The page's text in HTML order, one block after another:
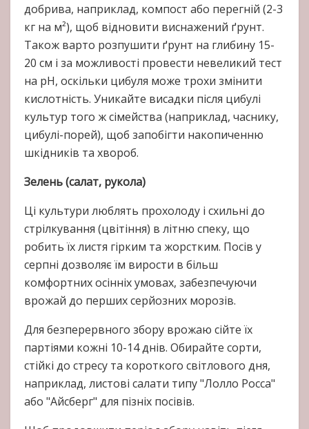
добрива, наприклад, компост або перегній (2-3
кг на м²), щоб відновити виснажений ґрунт.
Також варто розпушити ґрунт на глибину 15-
20 см і за можливості провести невеликий тест
на pH, оскільки цибуля може трохи змінити
кислотність. Уникайте висадки після цибулі
культур того ж сімейства (наприклад, часнику,
цибулі-порей), щоб запобігти накопиченню
шкідників та хвороб.
Зелень (салат, рукола)
Ці культури люблять прохолоду і схильні до
стрілкування (цвітіння) в літню спеку, що
робить їх листя гірким та жорстким. Посів у
серпні дозволяє їм вирости в більш
комфортних осінніх умовах, забезпечуючи
врожай до перших серйозних морозів.
Для безперервного збору врожаю сійте їх
партіями кожні 10-14 днів. Обирайте сорти,
стійкі до стресу та короткого світлового дня,
наприклад, листові салати типу "Лолло Росса"
або "Айсберг" для пізніх посівів.